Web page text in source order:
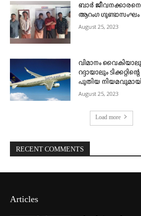
ബാർ ജീവനക്കാരനെ
ആറംഗ ഗുണ്ടാസംഘം
August 25, 2023
വിമാനം
റദ്ദായാലും
പുതിയ
August 25, 2023
Load more
RECENT COMMENTS
Articles